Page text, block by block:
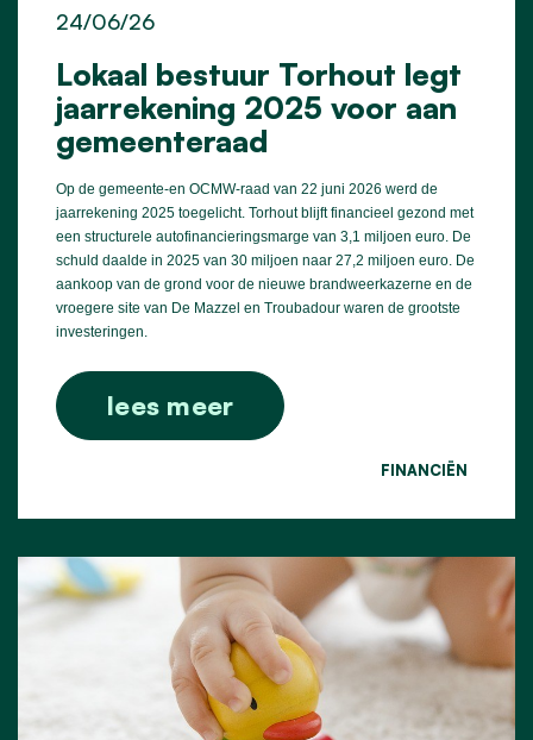
Lokaal bestuur Torhout legt
jaarrekening 2025 voor aan
gemeenteraad
24/06/26
Op de gemeente-en OCMW-raad van 22 juni 2026 werd de
jaarrekening 2025 toegelicht. Torhout blijft financieel gezond met
een structurele autofinancieringsmarge van 3,1 miljoen euro. De
schuld daalde in 2025 van 30 miljoen naar 27,2 miljoen euro. De
aankoop van de grond voor de nieuwe brandweerkazerne en de
vroegere site van De Mazzel en Troubadour waren de grootste
investeringen.
lees meer
FINANCIËN